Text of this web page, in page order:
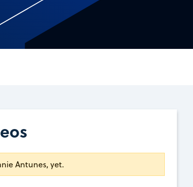
Antunes, yet.